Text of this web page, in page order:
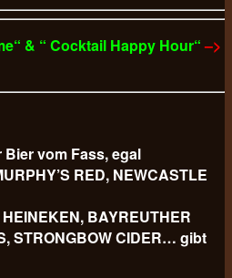
& “ Cocktail Happy Hour“–>
Bier vom Fass, egal
RED, NEWCASTLE
BAYREUTHER
STRONGBOW CIDER… gibt